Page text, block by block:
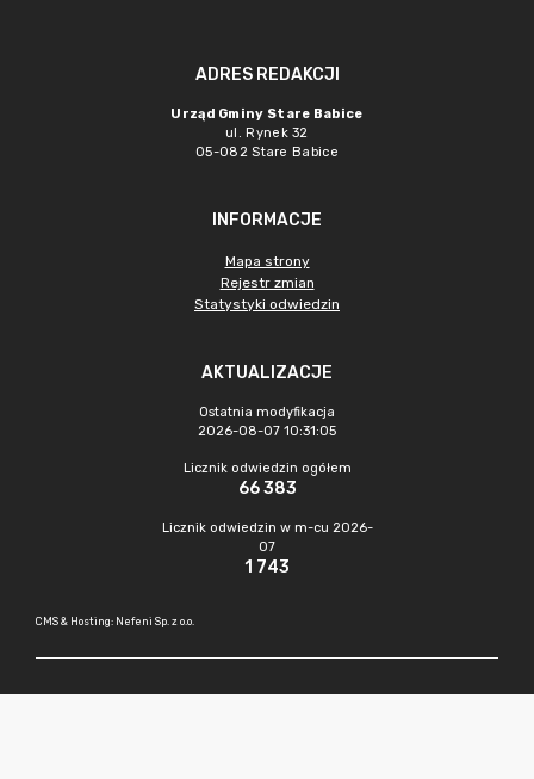
ADRES REDAKCJI
Urząd Gminy Stare Babice
ul. Rynek 32
05-082 Stare Babice
INFORMACJE
Mapa strony
Rejestr zmian
Statystyki odwiedzin
AKTUALIZACJE
Ostatnia modyfikacja
2026-08-07 10:31:05
Licznik odwiedzin ogółem
66 383
Licznik odwiedzin w m-cu 2026-
07
1 743
CMS & Hosting: Nefeni Sp. z o.o.